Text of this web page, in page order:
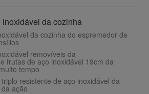
inoxidável da cozinha
da cozinha do espremedor de
removíveis da
frutas de aço inoxidável 19cm da
tempo
resistente de aço inoxidável da
ação